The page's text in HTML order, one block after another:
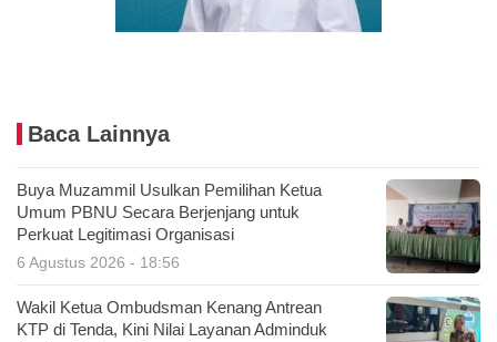
Baca Lainnya
Buya Muzammil Usulkan Pemilihan Ketua
Umum PBNU Secara Berjenjang untuk
Perkuat Legitimasi Organisasi
6 Agustus 2026 - 18:56
Wakil Ketua Ombudsman Kenang Antrean
KTP di Tenda, Kini Nilai Layanan Adminduk